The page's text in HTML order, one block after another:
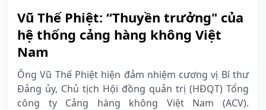
Vũ Thế Phiệt: “Thuyền trưởng" của
hệ thống cảng hàng không Việt
Nam
Ông Vũ Thế Phiệt hiện đảm nhiệm cương vị Bí thư
Đảng ủy, Chủ tịch Hội đồng quản trị (HĐQT) Tổng
công ty Cảng hàng không Việt Nam (ACV).